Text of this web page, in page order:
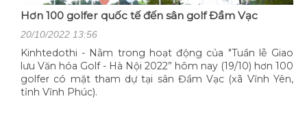
Hơn 100 golfer quốc tế đến sân golf Đầm Vạc
20/10/2022 13:56
Kinhtedothi - Nằm trong hoạt động của "Tuần lễ Giao
lưu Văn hóa Golf - Hà Nội 2022” hôm nay (19/10) hơn 100
golfer có mặt tham dự tại sân Đầm Vạc (xã Vĩnh Yên,
tỉnh Vĩnh Phúc).